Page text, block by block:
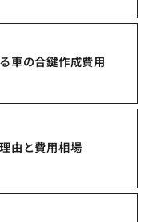
車の合鍵作成費用
由と費用相場